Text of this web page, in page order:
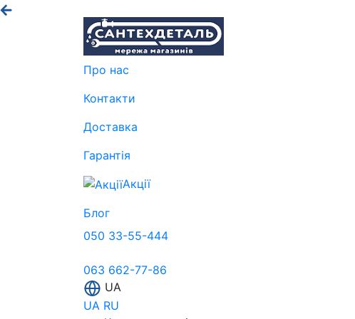
Про нас
Контакти
Доставка
Гарантія
Акції
Блог
050 33-55-444
063 662-77-86
UA
UA RU